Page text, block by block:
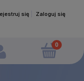
się Zaloguj się